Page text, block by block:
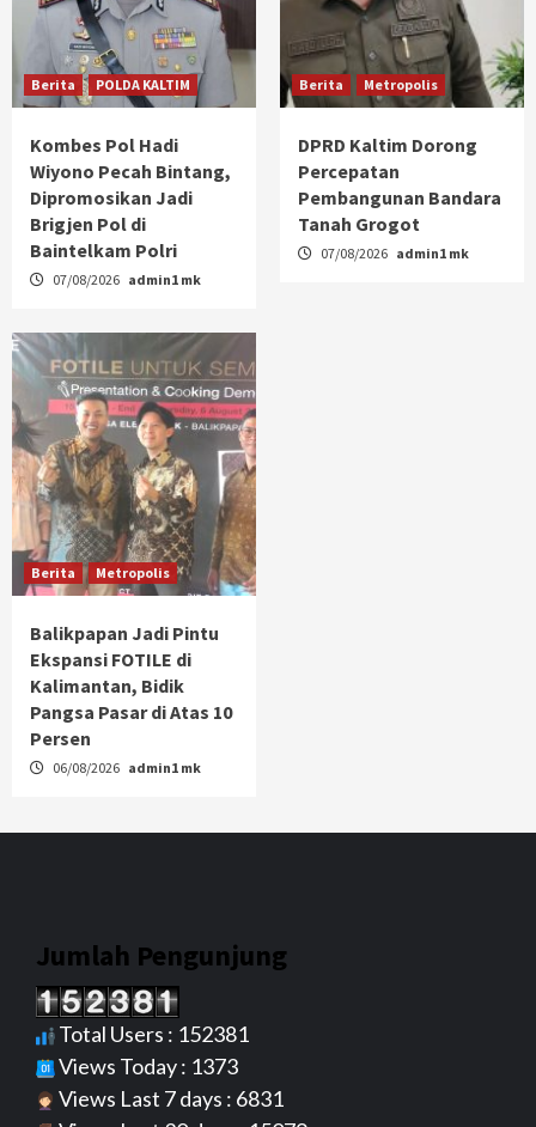
Berita POLDA KALTIM
Kombes Pol Hadi
Wiyono Pecah Bintang,
Dipromosikan Jadi
Brigjen Pol di
Baintelkam Polri
07/08/2026 admin1 mk
Berita Metropolis
DPRD Kaltim Dorong
Percepatan
Pembangunan Bandara
Tanah Grogot
07/08/2026 admin1 mk
Berita Metropolis
Balikpapan Jadi Pintu
Ekspansi FOTILE di
Kalimantan, Bidik
Pangsa Pasar di Atas 10
Persen
06/08/2026 admin1 mk
Jumlah Pengunjung
Total Users : 152381
Views Today : 1373
Views Last 7 days : 6831